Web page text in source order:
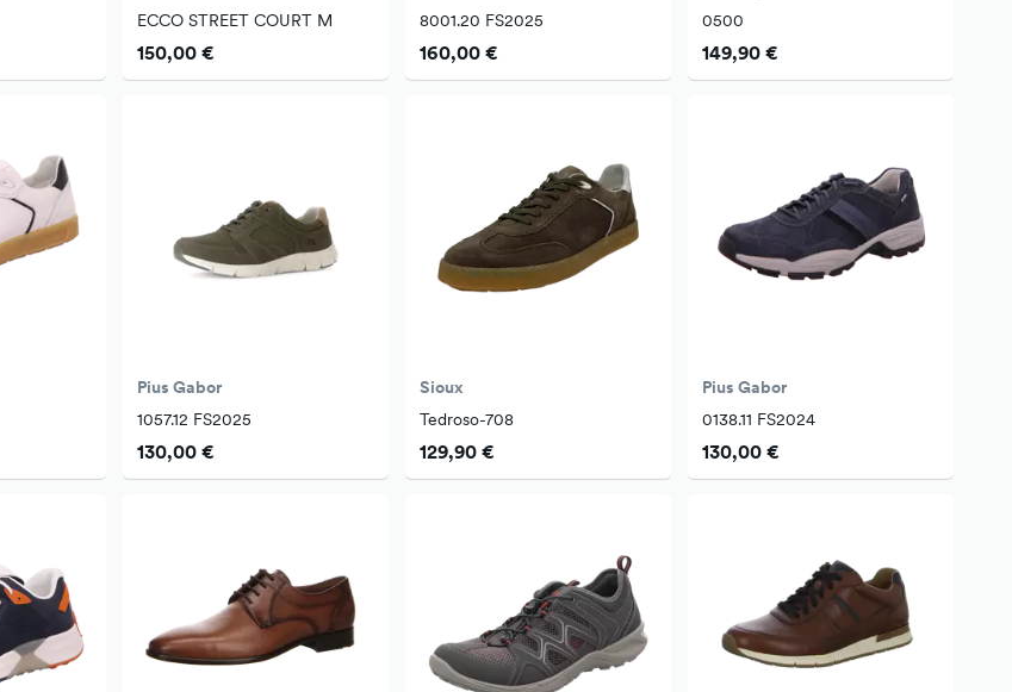
ECCO STREET COURT M
150,00 €
8001.20 FS2025
160,00 €
0500
149,90 €
Pius Gabor
1057.12 FS2025
130,00 €
Sioux
Tedroso-708
129,90 €
Pius Gabor
0138.11 FS2024
130,00 €